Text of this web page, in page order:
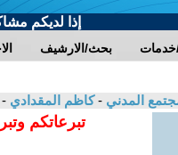
إذا لديكم
بحث/الارشيف خدمات
المدني -كاظم المقدادي -
تبرعاتكم